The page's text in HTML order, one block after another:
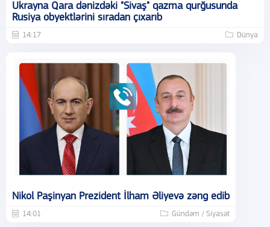
Ukrayna Qara dənizdəki "Sivaş" qazma qurğusunda
Rusiya obyektlərini sıradan çıxarıb
14:17 Dünya
Nikol Paşinyan Prezident İlham Əliyevə zəng edib
14:01 Gündəm / Siyasət